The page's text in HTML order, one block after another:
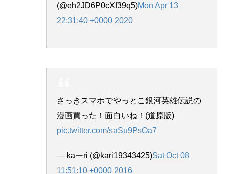
(@eh2JD6P0cXf39q5)Mon Apr 13
22:31:40 +0000 2020
さっきスマホでやっとこ銀河英雄伝説の
漫画買った！面白いね！(道原版)
pic.twitter.com/saSu9PsOa7
— kaーri (@kari19343425)Sat Oct 08
11:51:10 +0000 2016